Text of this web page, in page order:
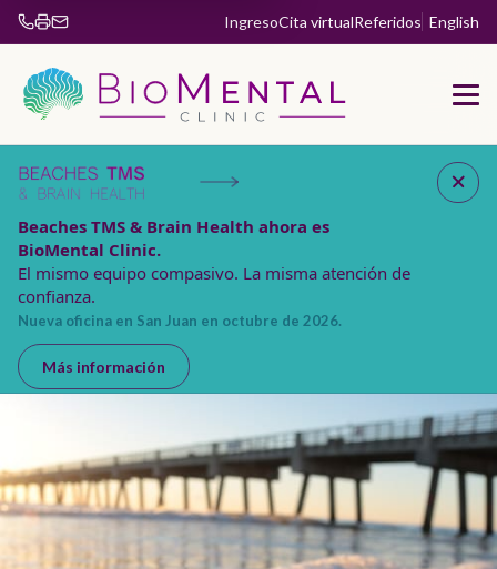
Fax 904-853-5885 IngresoCita virtualReferidos English
Beaches TMS & Brain Health ahora es
BioMental Clinic.
El mismo equipo compasivo. La misma atención de
confianza.
Nueva oficina en San Juan en octubre de 2026.
Más información